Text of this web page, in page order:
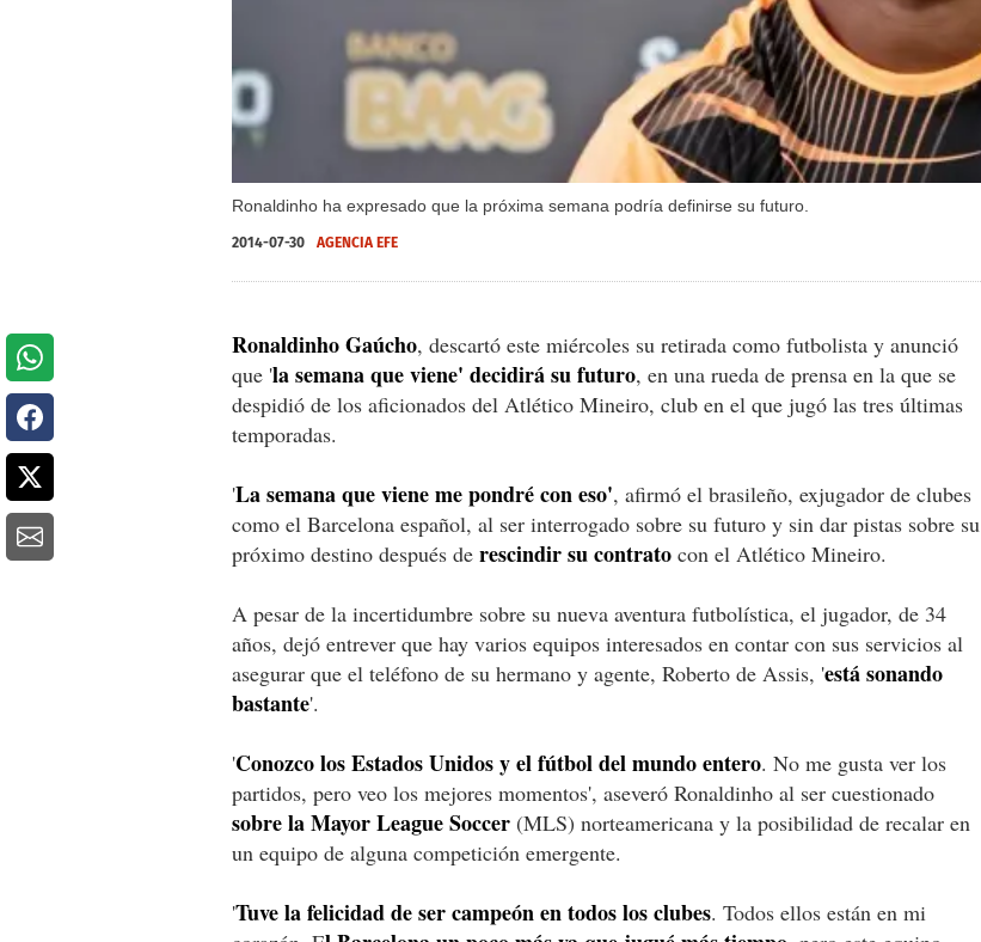
Ronaldinho ha expresado que la próxima semana podría definirse su futuro.
2014-07-30 AGENCIA EFE
Ronaldinho Gaúcho, descartó este miércoles su retirada como futbolista y anunció
que 'la semana que viene' decidirá su futuro, en una rueda de prensa en la que se
despidió de los aficionados del Atlético Mineiro, club en el que jugó las tres últimas
temporadas.
'La semana que viene me pondré con eso', afirmó el brasileño, exjugador de clubes
como el Barcelona español, al ser interrogado sobre su futuro y sin dar pistas sobre su
próximo destino después de rescindir su contrato con el Atlético Mineiro.
A pesar de la incertidumbre sobre su nueva aventura futbolística, el jugador, de 34
años, dejó entrever que hay varios equipos interesados en contar con sus servicios al
asegurar que el teléfono de su hermano y agente, Roberto de Assis, 'está sonando
bastante'.
'Conozco los Estados Unidos y el fútbol del mundo entero. No me gusta ver los
partidos, pero veo los mejores momentos', aseveró Ronaldinho al ser cuestionado
sobre la Mayor League Soccer (MLS) norteamericana y la posibilidad de recalar en
un equipo de alguna competición emergente.
'Tuve la felicidad de ser campeón en todos los clubes. Todos ellos están en mi